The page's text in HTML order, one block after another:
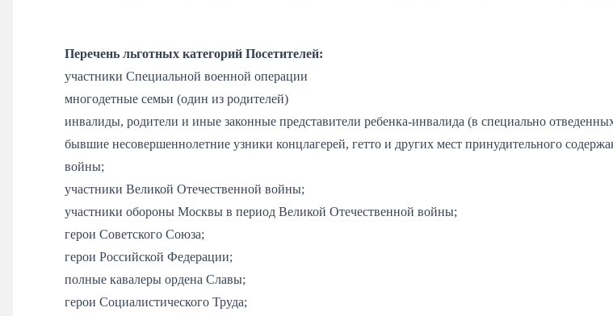
Перечень льготных категорий Посетителей:
участники Специальной военной операции
многодетные семьи (один из родителей)
инвалиды, родители и иные законные представители ребенка-инвалида (в специально
бывшие несовершеннолетние узники концлагерей, гетто и других мест принудительного
войны;
участники Великой Отечественной войны;
участники обороны Москвы в период Великой Отечественной войны;
герои Советского Союза;
герои Российской Федерации;
полные кавалеры ордена Славы;
герои Социалистического Труда;